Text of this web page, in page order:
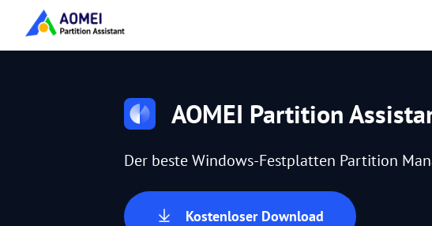
AOMEI Partition
Der beste Windows-Festplatten Partition
Kostenloser Download